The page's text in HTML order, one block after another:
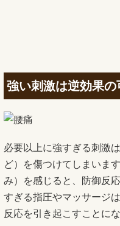
強い刺激は逆効果の
必要以上に強すぎる刺激
ど）を傷つけてしまいま
み）を感じると、防御反
すぎる指圧やマッサージ
反応を引き起こすことにな